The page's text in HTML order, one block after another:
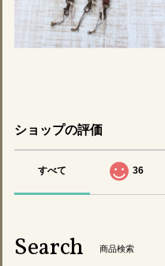
ショップの評価
すべて 36
Search 商品検索